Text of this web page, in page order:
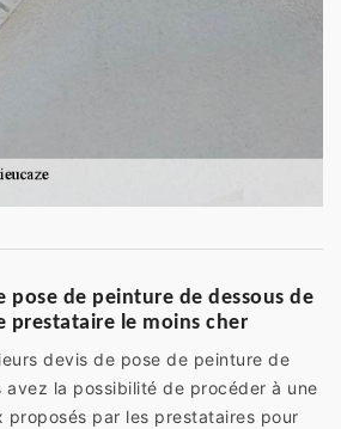
pose de peinture de dessous de
le moins cher
devis de pose de peinture de
la possibilité de procéder à une
proposés par les prestataires pour